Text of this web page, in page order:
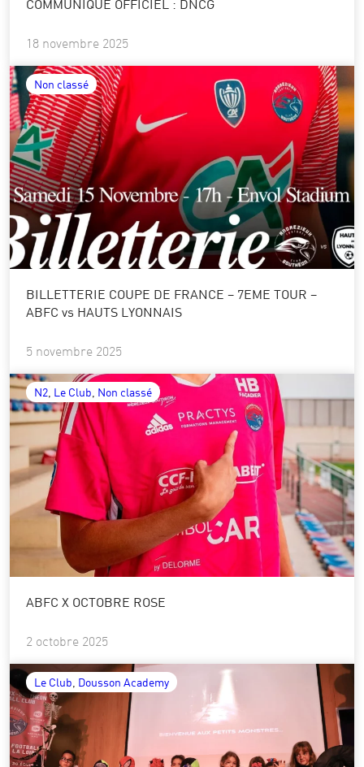
COMMUNIQUÉ OFFICIEL : DNCG
18 novembre 2025
Non classé
BILLETTERIE COUPE DE FRANCE – 7EME TOUR –
ABFC vs HAUTS LYONNAIS
5 novembre 2025
N2 Le Club Non classé
ABFC X OCTOBRE ROSE
2 octobre 2025
Le Club Dousson Academy